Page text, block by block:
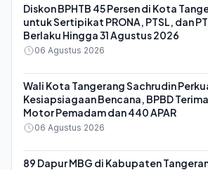
Diskon BPHTB 45 Persen di Kota
untuk Sertipikat PRONA, PTSL, dan
Berlaku Hingga 31 Agustus 2026
06 Agustus 2026
Wali Kota Tangerang Sachrudin
Kesiapsiagaan Bencana, BPBD Terima
Motor Pemadam dan 440 APAR
06 Agustus 2026
89 Dapur MBG di Kabupaten